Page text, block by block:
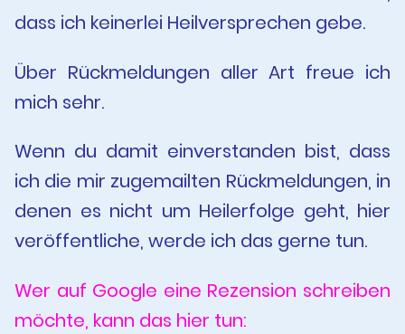
dass ich keinerlei Heilversprechen gebe.
Über Rückmeldungen aller Art freue ich
mich sehr.
Wenn du damit einverstanden bist, dass
ich die mir zugemailten Rückmeldungen, in
denen es nicht um Heilerfolge geht, hier
veröffentliche, werde ich das gerne tun.
Wer auf Google eine Rezension schreiben
möchte, kann das hier tun: